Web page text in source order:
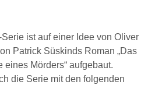
ist auf einer Idee von Oliver
Patrick Süskinds Roman „Das
eines Mörders“ aufgebaut.
die Serie mit den folgenden